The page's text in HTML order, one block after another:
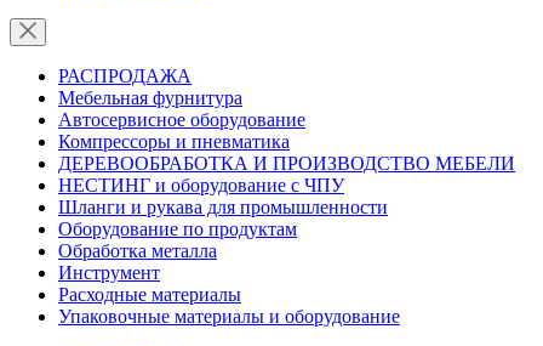
РАСПРОДАЖА
Мебельная фурнитура
Автосервисное оборудование
Компрессоры и пневматика
ДЕРЕВООБРАБОТКА И ПРОИЗВОДСТВО МЕБЕЛИ
НЕСТИНГ и оборудование с ЧПУ
Шланги и рукава для промышленности
Оборудование по продуктам
Обработка металла
Инструмент
Расходные материалы
Упаковочные материалы и оборудование